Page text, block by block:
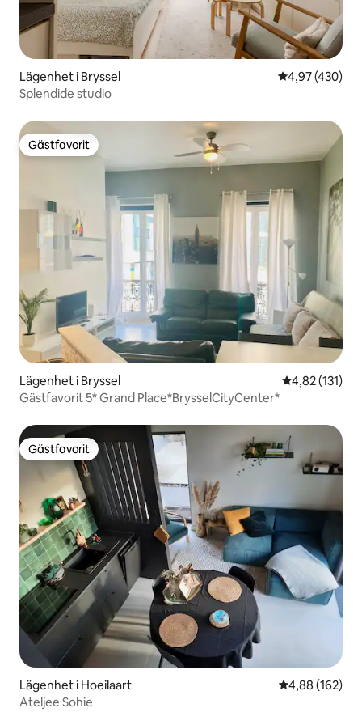
Lägenhet i Bryssel 4,97 av 5 i
4,97 (430)
Splendide studio
Gästfavorit
Gästfavorit
Lägenhet i Bryssel 4,82 av 5 i
4,82 (131)
Gästfavorit 5* Grand Place*BrysselCityCenter*
Gästfavorit
Gästfavorit
Lägenhet i Hoeilaart 4,88 av 5 i
4,88 (162)
Ateljee Sohie